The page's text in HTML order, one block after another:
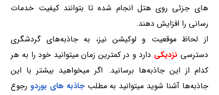
های جزئی روی هتل انجام شده تا بتوانند کیفیت خدمات
رسانی را افزایش دهند.
از لحاظ موقعیت و لوکیشن نیز، به جاذبه‌های گردشگری
دسترسی نزدیکی دارد و در کمترین زمان میتوانید خود را به هر
کدام از این جاذبه‌ها برسانید. اگر میخواهید بیشتر با این
جاذبه‌ها آشنا شوید میتوانید به مطلبجاذبه های بوردورجوع